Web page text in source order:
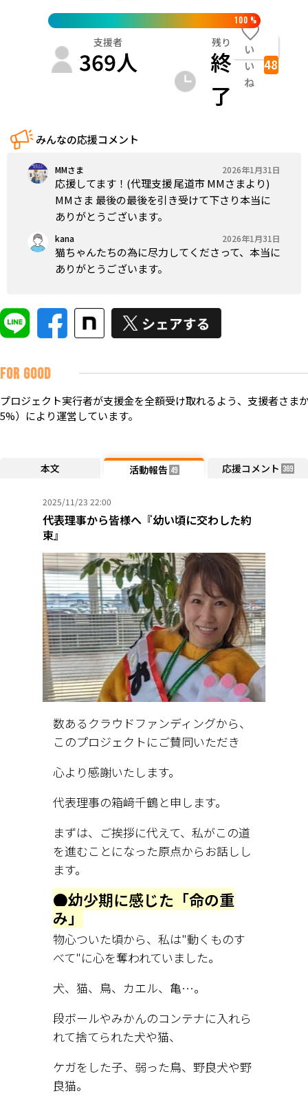
100 %
支援者
369人
残り
終
了
い
い
ね
48
みんなの応援コメント
MMさま 2026年1月31日
応援してます！(代理支援 尾道市 MMさまより)
MMさま 最後の最後を引き受けて下さり本当に
ありがとうございます。
kana 2026年1月31日
猫ちゃんたちの為に尽力してくださって、本当に
ありがとうございます。
FOR GOOD
プロジェクト実行者が支援金を全額受け取れるよう、支援者さま
5%）により運営しています。
本文 活動報告 49 応援コメント 369
2025/11/23 22:00
代表理事から皆様へ『幼い頃に交わした約
束』
数あるクラウドファンディングから、
このプロジェクトにご賛同いただき
心より感謝いたします。
代表理事の箱﨑千鶴と申します。
まずは、ご挨拶に代えて、私がこの道
を進むことになった原点からお話しし
ます。
●幼少期に感じた「命の重
み」
物心ついた頃から、私は"動くものす
べて"に心を奪われていました。
犬、猫、鳥、カエル、亀…。
段ボールやみかんのコンテナに入れら
れて捨てられた犬や猫、
ケガをした子、弱った鳥、野良犬や野
良猫。